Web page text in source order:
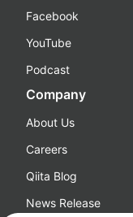
Facebook
YouTube
Podcast
Company
About Us
Careers
Qiita Blog
News Release